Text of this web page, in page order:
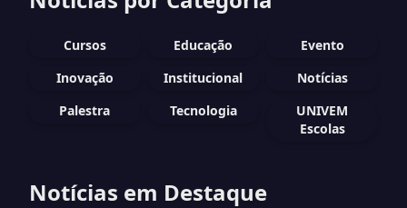
Cursos Educação
Evento
Inovação
Institucional
Notícias
Palestra
Tecnologia
UNIVEM
Escolas
Notícias em Destaque